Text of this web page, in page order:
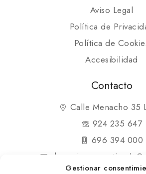
Gestionar
Aviso Legal
Política de
Política de
Accesibilidad
Contacto
Calle Menacho 35
924 235 647
696 394 000